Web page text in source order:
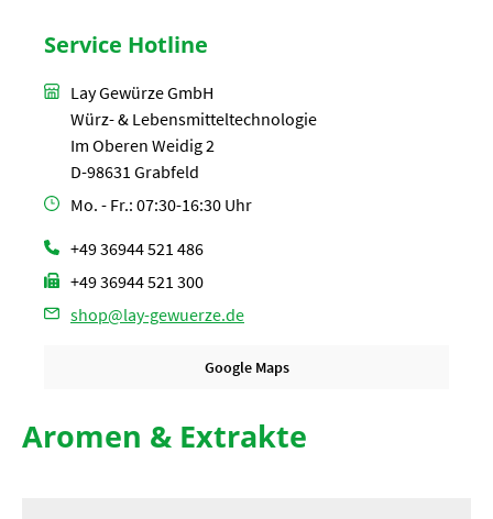
Service Hotline
Lay Gewürze GmbH
Würz- & Lebensmitteltechnologie
Im Oberen Weidig 2
D-98631 Grabfeld
Mo. - Fr.: 07:30-16:30 Uhr
+49 36944 521 486
+49 36944 521 300
shop@lay-gewuerze.de
Google Maps
Aromen & Extrakte